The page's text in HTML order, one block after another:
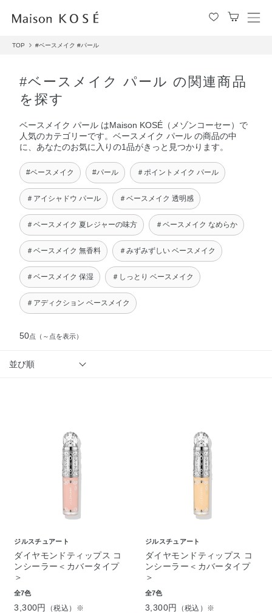
メ
TOP #ベースメイク #パール
#ベースメイク パール の関連商品
を探す
ベースメイク パール はMaison KOSÉ（メゾンコーセー）で
人気のカテゴリーです。ベースメイク パール の商品の中
に、あなたのお気に入りの1品がきっと見つかります。
#ベースメイク #パール ＃ポイントメイク パール
＃アイシャドウ パール ＃ベースメイク 透明感
＃ベースメイク 夏レジャーの味方 ＃ベースメイク なめらか
＃ベースメイク 無香料 ＃みずみずしい ベースメイク
＃ベースメイク 保湿 ＃しっとり ベースメイク
＃アディクション ベースメイク
50点 （～点を表示）
並び順
ジルスチュアート
ダイヤモンドティップス コ
ンシーラー＜カバータイプ
＞
全7色
3,300円 （税込）※
ジルスチュアート
ダイヤモンドティップス コ
ンシーラー＜カバータイプ
＞
全7色
3,300円 （税込）※